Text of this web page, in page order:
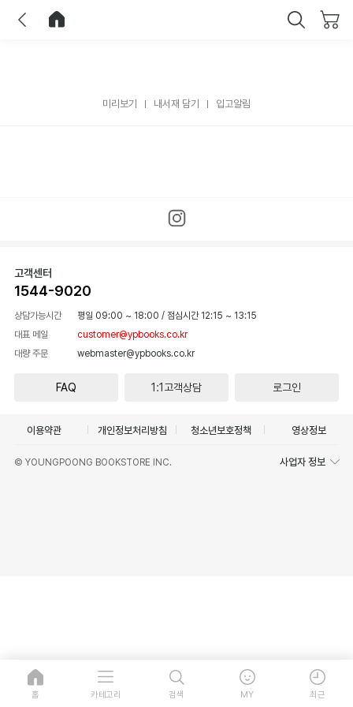
미리보기 내서재 담기 입고알림
고객센터
1544-9020
상담가능시간 평일 09:00 ~ 18:00 / 점심시간 12:15 ~ 13:15
대표 메일
customer@ypbooks.co.kr
대량 주문
webmaster@ypbooks.co.kr
FAQ 1:1고객상담 로그인
이용약관 개인정보처리방침 청소년보호정책 영상정보
© YOUNGPOONG BOOKSTORE INC. 사업자 정보
홈 카테고리 검색 MY 최근